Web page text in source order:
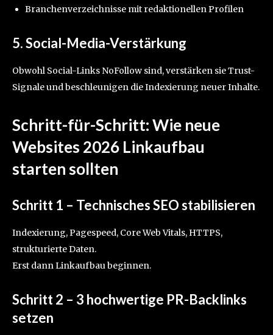
Branchenverzeichnisse mit redaktionellen Profilen
5. Social-Media-Verstärkung
Obwohl Social-Links NoFollow sind, verstärken sie Trust-
Signale und beschleunigen die Indexierung neuer Inhalte.
Schritt-für-Schritt: Wie neue
Websites 2026 Linkaufbau
starten sollten
Schritt 1 – Technisches SEO stabilisieren
Indexierung, Pagespeed, Core Web Vitals, HTTPS,
strukturierte Daten.
Erst dann Linkaufbau beginnen.
Schritt 2 – 3 hochwertige PR-Backlinks
setzen